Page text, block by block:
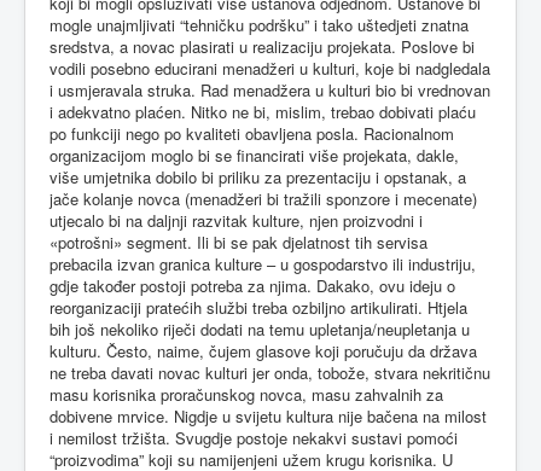
mogle unajmljivati “tehničku podršku” i tako uštedjeti znatna
sredstva, a novac plasirati u realizaciju projekata. Poslove bi
vodili posebno educirani menadžeri u kulturi, koje bi nadgledala
i usmjeravala struka. Rad menadžera u kulturi bio bi vrednovan
i adekvatno plaćen. Nitko ne bi, mislim, trebao dobivati plaću
po funkciji nego po kvaliteti obavljena posla. Racionalnom
organizacijom moglo bi se financirati više projekata, dakle,
više umjetnika dobilo bi priliku za prezentaciju i opstanak, a
jače kolanje novca (menadžeri bi tražili sponzore i mecenate)
utjecalo bi na daljnji razvitak kulture, njen proizvodni i
«potrošni» segment. Ili bi se pak djelatnost tih servisa
prebacila izvan granica kulture – u gospodarstvo ili industriju,
gdje također postoji potreba za njima. Dakako, ovu ideju o
reorganizaciji pratećih službi treba ozbiljno artikulirati. Htjela
bih još nekoliko riječi dodati na temu upletanja/neupletanja u
kulturu. Često, naime, čujem glasove koji poručuju da država
ne treba davati novac kulturi jer onda, tobože, stvara nekritičnu
masu korisnika proračunskog novca, masu zahvalnih za
dobivene mrvice. Nigdje u svijetu kultura nije bačena na milost
i nemilost tržišta. Svugdje postoje nekakvi sustavi pomoći
“proizvodima” koji su namijenjeni užem krugu korisnika. U